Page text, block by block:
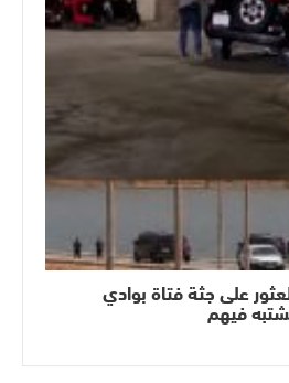
على جثة فتاة بوادي